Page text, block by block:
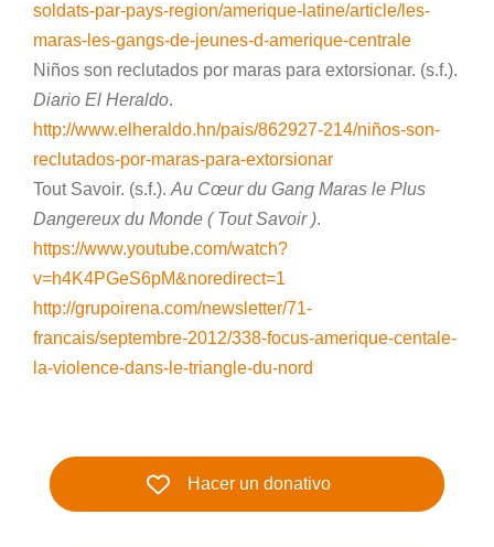
soldats-par-pays-region/amerique-latine/article/les-
maras-les-gangs-de-jeunes-d-amerique-centrale
Niños son reclutados por maras para extorsionar. (s.f.).
Diario El Heraldo.
http://www.elheraldo.hn/pais/862927-214/niños-son-
reclutados-por-maras-para-extorsionar
Tout Savoir. (s.f.). Au Cœur du Gang Maras le Plus
Dangereux du Monde ( Tout Savoir ).
https://www.youtube.com/watch?
v=h4K4PGeS6pM&noredirect=1
http://grupoirena.com/newsletter/71-
francais/septembre-2012/338-focus-amerique-centale-
la-violence-dans-le-triangle-du-nord
Hacer un donativo